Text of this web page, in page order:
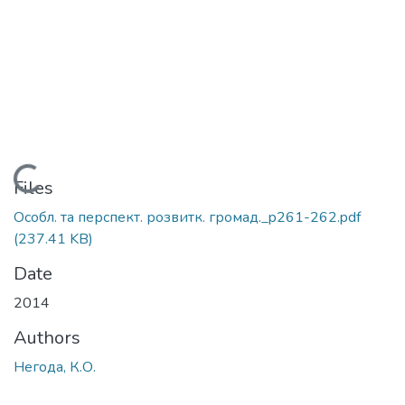
Loading...
Files
Особл. та перспект. розвитк. громад._p261-262.pdf
(237.41 KB)
Date
2014
Authors
Негода, К.О.